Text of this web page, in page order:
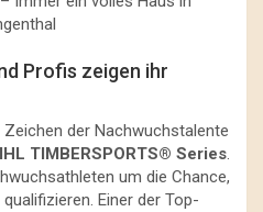
Profis zeigen ihr
der Nachwuchstalente
TIMBERSPORTS® Series.
um die Chance,
qualifizieren. Einer der Top-